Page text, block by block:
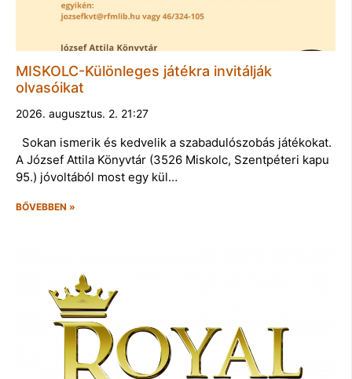
MISKOLC-Különleges játékra invitálják
olvasóikat
2026. augusztus. 2. 21:27
Sokan ismerik és kedvelik a szabadulószobás játékokat.
A József Attila Könyvtár (3526 Miskolc, Szentpéteri kapu
95.) jóvoltából most egy kül…
BŐVEBBEN »